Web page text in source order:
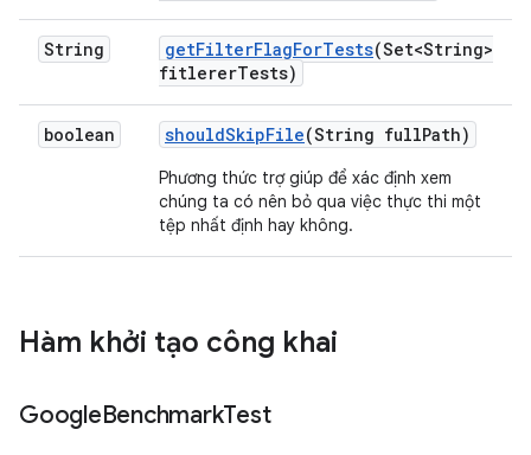
String getFilterFlagForTests(Set<String>
fitlererTests)
boolean shouldSkipFile(String fullPath)
Phương thức trợ giúp để xác định xem
chúng ta có nên bỏ qua việc thực thi một
tệp nhất định hay không.
Hàm khởi tạo công khai
GoogleBenchmarkTest